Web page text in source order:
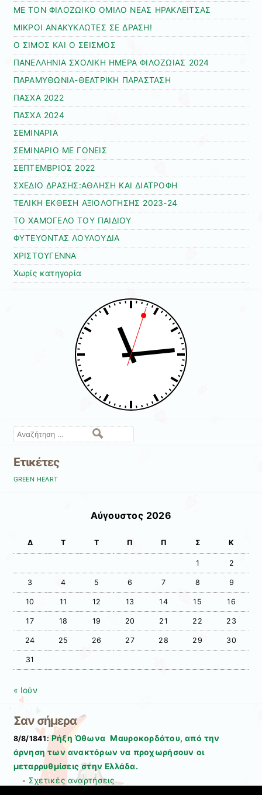
ΜΕ ΤΟΝ ΦΙΛΟΖΩΙΚΟ ΟΜΙΛΟ ΝΕΑΣ ΗΡΑΚΛΕΙΤΣΑΣ
ΜΙΚΡΟΙ ΑΝΑΚΥΚΛΩΤΕΣ ΣΕ ΔΡΑΣΗ!
Ο ΣΙΜΟΣ ΚΑΙ Ο ΣΕΙΣΜΟΣ
ΠΑΝΕΛΛΗΝΙΑ ΣΧΟΛΙΚΗ ΗΜΕΡΑ ΦΙΛΟΖΩΙΑΣ 2024
ΠΑΡΑΜΥΘΩΝΙΑ-ΘΕΑΤΡΙΚΗ ΠΑΡΑΣΤΑΣΗ
ΠΑΣΧΑ 2022
ΠΑΣΧΑ 2024
ΣΕΜΙΝΑΡΙΑ
ΣΕΜΙΝΑΡΙΟ ΜΕ ΓΟΝΕΙΣ
ΣΕΠΤΕΜΒΡΙΟΣ 2022
ΣΧΕΔΙΟ ΔΡΑΣΗΣ:ΑΘΛΗΣΗ ΚΑΙ ΔΙΑΤΡΟΦΗ
ΤΕΛΙΚΗ ΕΚΘΕΣΗ ΑΞΙΟΛΟΓΗΣΗΣ 2023-24
ΤΟ ΧΑΜΟΓΕΛΟ ΤΟΥ ΠΑΙΔΙΟΥ
ΦΥΤΕΥΟΝΤΑΣ ΛΟΥΛΟΥΔΙΑ
ΧΡΙΣΤΟΥΓΕΝΝΑ
Χωρίς κατηγορία
Αναζήτηση
Ετικέτες
GREEN HEART
Αύγουστος 2026
Δ Τ Τ Π Π Σ Κ
1 2
3 4 5 6 7 8 9
10 11 12 13 14 15 16
17 18 19 20 21 22 23
24 25 26 27 28 29 30
31
« Ιούν
Σαν σήμερα
8/8/1841: Ρήξη Όθωνα  Μαυροκορδάτου, από την
άρνηση των ανακτόρων να προχωρήσουν οι
μεταρρυθμίσεις στην Ελλάδα.
- Σχετικές αναρτήσεις